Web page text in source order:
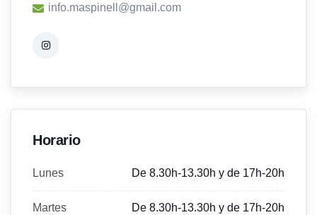
info.maspinell@gmail.com
Horario
Lunes De 8.30h-13.30h y de 17h-20h
Martes De 8.30h-13.30h y de 17h-20h